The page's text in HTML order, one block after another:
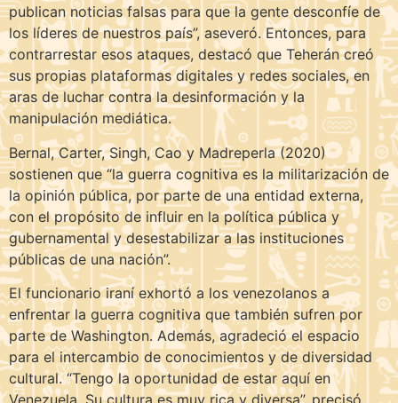
publican noticias falsas para que la gente desconfíe de
los líderes de nuestros país”, aseveró. Entonces, para
contrarrestar esos ataques, destacó que Teherán creó
sus propias plataformas digitales y redes sociales, en
aras de luchar contra la desinformación y la
manipulación mediática.
Bernal, Carter, Singh, Cao y Madreperla (2020)
sostienen que “la guerra cognitiva es la militarización de
la opinión pública, por parte de una entidad externa,
con el propósito de influir en la política pública y
gubernamental y desestabilizar a las instituciones
públicas de una nación”.
El funcionario iraní exhortó a los venezolanos a
enfrentar la guerra cognitiva que también sufren por
parte de Washington. Además, agradeció el espacio
para el intercambio de conocimientos y de diversidad
cultural. “Tengo la oportunidad de estar aquí en
Venezuela. Su cultura es muy rica y diversa”, precisó.